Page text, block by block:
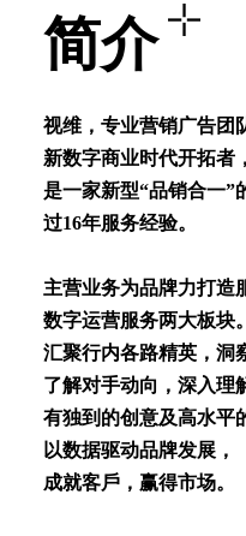
简介
视维，专业营销⼴告团
新数字商业时代开拓者，
是⼀家新型“品销合⼀”
过16年服务经验。
主营业务为品牌⼒打造
数字运营服务两⼤板块。
汇聚⾏内各路精英，洞
了解对⼿动向，深⼊理
有独到的创意及⾼⽔平
以数据驱动品牌发展，
成就客⼾，赢得市场。